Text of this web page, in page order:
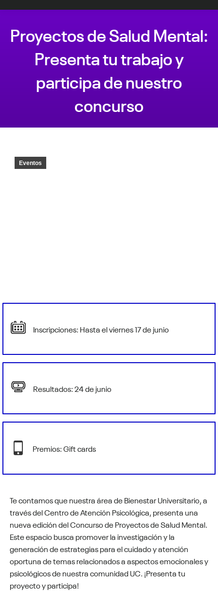
Proyectos de Salud Mental:
Presenta tu trabajo y
participa de nuestro
concurso
Eventos
Inscripciones: Hasta el viernes 17 de junio
Resultados: 24 de junio
Premios: Gift cards
Te contamos que nuestra área de Bienestar Universitario, a
través del Centro de Atención Psicológica, presenta una
nueva edición del Concurso de Proyectos de Salud Mental.
Este espacio busca promover la investigación y la
generación de estrategias para el cuidado y atención
oportuna de temas relacionados a aspectos emocionales y
psicológicos de nuestra comunidad UC. ¡Presenta tu
proyecto y participa!